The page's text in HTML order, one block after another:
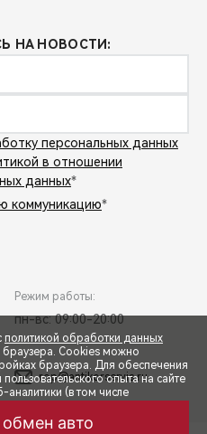
НА НОВОСТИ:
персональных данных
в отношении
данных*
коммуникацию*
Режим работы:
пн-вс: 09:00-20:00
rop@antikorservis.ru
политикой обработки данных
браузера. Cookies можно
браузера. Для обеспечения
опыта на сайте
аналитики (в том числе
и размещением cookie-
авто